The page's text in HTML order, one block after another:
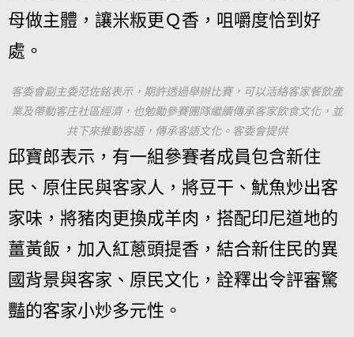
母做主體，讓米粄更Ｑ香，咀嚼度恰到好
處。
客委會副主委范佐銘表示，期許透過舉辦比賽，可以活絡客家餐飲產
業及帶動客庄社區經濟，也勉勵參賽團隊繼續傳承客家飲食文化，並
共下來推動客語，傳承客語文化。客委會提供
邱寶郎表示，有一組參賽者成員包含新住
民、原住民與客家人，將豆干、魷魚炒出客
家味，將豬肉更換成羊肉，搭配印尼道地的
薑黃飯，加入紅蔥頭提香，結合新住民的異
國背景與客家、原民文化，詮釋出令評審驚
豔的客家小炒多元性。